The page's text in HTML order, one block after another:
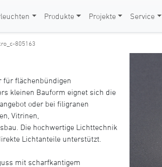
Produkte Projekte Service
805163
für flächenbündigen
kleinen Bauform eignet sich die
oder bei filigranen
Vitrinen,
Die hochwertige Lichttechnik
Lichtanteile unterstützt.
mit scharfkantigem